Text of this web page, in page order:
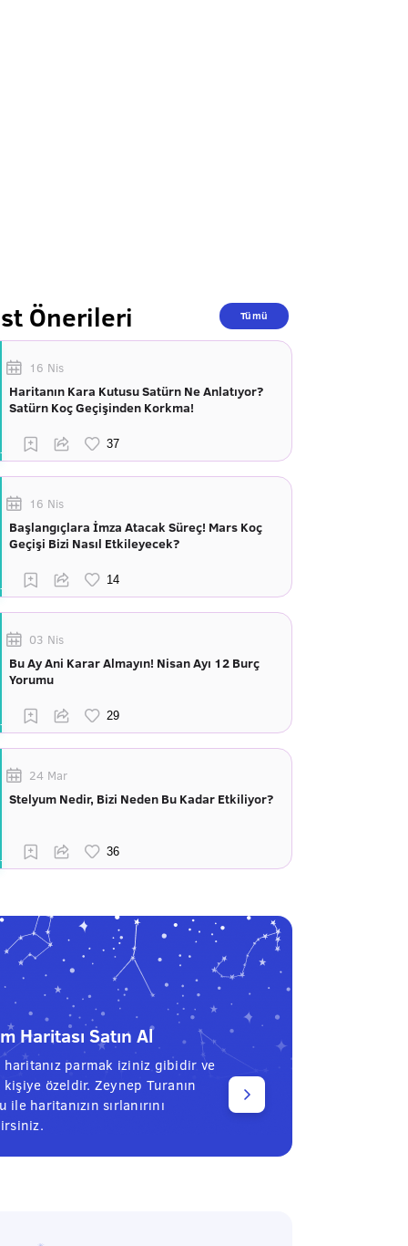
Önerileri Tümü
16 Nis
Haritanın Kara Kutusu Satürn Ne Anlatıyor?
Satürn Koç Geçişinden Korkma!
16 Nis
Başlangıçlara İmza Atacak Süreç! Mars Koç
Geçişi Bizi Nasıl Etkileyecek?
03 Nis
Bu Ay Ani Karar Almayın! Nisan Ayı 12 Burç
Yorumu
24 Mar
Stelyum Nedir, Bizi Neden Bu Kadar Etkiliyor?
Haritası Satın Al
haritanız parmak iziniz gibidir ve
kişiye özeldir. Zeynep Turanın
ile haritanızın sırlanırını